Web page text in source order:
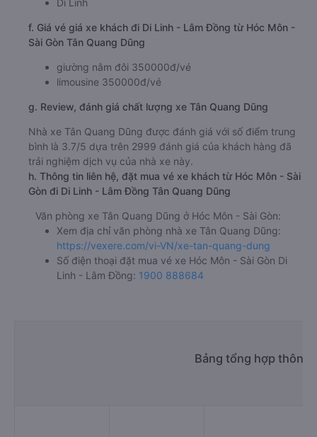
f. Giá vé giá xe khách đi Di Linh - Lâm Đồng từ Hóc Môn -
Sài Gòn Tân Quang Dũng
giường nằm đôi 350000đ/vé
limousine 350000đ/vé
g. Review, đánh giá chất lượng xe Tân Quang Dũng
Nhà xe Tân Quang Dũng được đánh giá với số điểm trung
bình là 3.7/5 dựa trên 2999 đánh giá của khách hàng đã
trải nghiệm dịch vụ của nhà xe này.
h. Thông tin liên hệ, đặt mua vé xe khách từ Hóc Môn - Sài
Gòn đi Di Linh - Lâm Đồng Tân Quang Dũng
Văn phòng xe Tân Quang Dũng ở Hóc Môn - Sài Gòn:
Xem địa chỉ văn phòng nhà xe Tân Quang Dũng:
https://vexere.com/vi-VN/xe-tan-quang-dung
Số điện thoại đặt mua vé xe Hóc Môn - Sài Gòn Di
Linh - Lâm Đồng: 1900 888684
Bảng tổng hợp thông